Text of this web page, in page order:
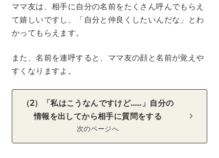
ママ友は、相手に自分の名前をたくさん呼んでもらえ
て嬉しいですし、「自分と仲良くしたいんだな」とわ
かってもらえます。
また、名前を連呼すると、ママ友の顔と名前が覚えや
すくなりますよ。
（2）「私はこうなんですけど……」自分の
情報を出してから相手に質問をする
次のページへ